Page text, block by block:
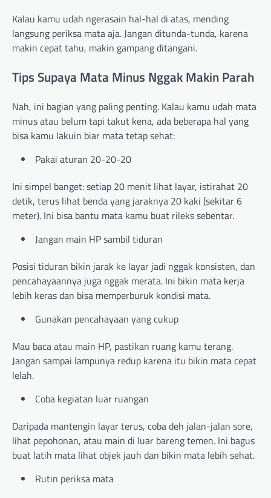
Kalau kamu udah ngerasain hal-hal di atas, mending
langsung periksa mata aja. Jangan ditunda-tunda, karena
makin cepat tahu, makin gampang ditangani.
Tips Supaya Mata Minus Nggak Makin Parah
Nah, ini bagian yang paling penting. Kalau kamu udah mata
minus atau belum tapi takut kena, ada beberapa hal yang
bisa kamu lakuin biar mata tetap sehat:
Pakai aturan 20-20-20
Ini simpel banget: setiap 20 menit lihat layar, istirahat 20
detik, terus lihat benda yang jaraknya 20 kaki (sekitar 6
meter). Ini bisa bantu mata kamu buat rileks sebentar.
Jangan main HP sambil tiduran
Posisi tiduran bikin jarak ke layar jadi nggak konsisten, dan
pencahayaannya juga nggak merata. Ini bikin mata kerja
lebih keras dan bisa memperburuk kondisi mata.
Gunakan pencahayaan yang cukup
Mau baca atau main HP, pastikan ruang kamu terang.
Jangan sampai lampunya redup karena itu bikin mata cepat
lelah.
Coba kegiatan luar ruangan
Daripada mantengin layar terus, coba deh jalan-jalan sore,
lihat pepohonan, atau main di luar bareng temen. Ini bagus
buat latih mata lihat objek jauh dan bikin mata lebih sehat.
Rutin periksa mata